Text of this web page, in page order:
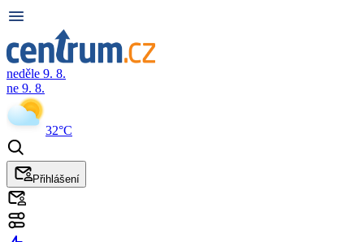
neděle 9. 8.
ne 9. 8.
32°C
Přihlášení